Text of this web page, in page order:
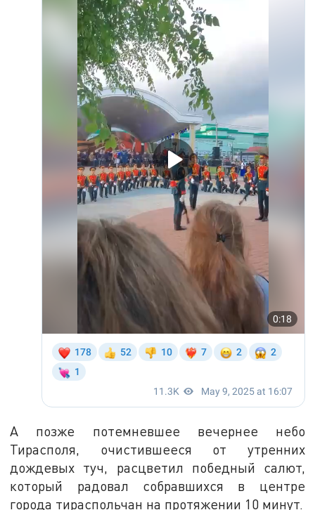
А позже потемневшее вечернее небо
Тирасполя, очистившееся от утренних
дождевых туч, расцветил победный салют,
который радовал собравшихся в центре
города тираспольчан на протяжении 10 минут.